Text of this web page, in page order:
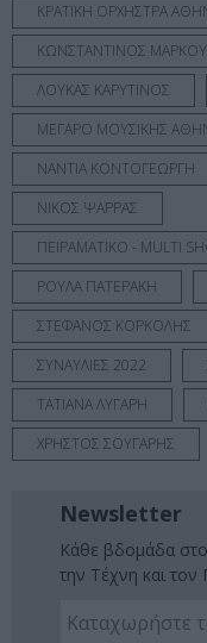
ΚΡΑΤΙΚΗ ΟΡΧΗΣΤΡΑ
ΚΩΝΣΤΑΝΤΙΝΟΣ
ΛΟΥΚΑΣ ΚΑΡΥΤΙΝΟΣ
ΜΕΓΑΡΟ ΜΟΥΣΙΚΗΣ
ΝΑΝΤΙΑ ΚΟΝΤΟΓΕΩΡΓΗ
ΝΙΚΟΣ ΨΑΡΡΑΣ
ΠΕΙΡΑΜΑΤΙΚΟ - MULTI
ΡΟΥΛΑ ΠΑΤΕΡΑΚΗ
ΣΤΕΦΑΝΟΣ ΚΟΡΚΟΛΗΣ
ΣΥΝΑΥΛΙΕΣ 2022
ΤΑΤΙΑΝΑ ΛΥΓΑΡΗ
ΧΡΗΣΤΟΣ ΣΟΥΓΑΡΗΣ
Newsletter
Κάθε βδομάδα στο
την Τέχνη και τον